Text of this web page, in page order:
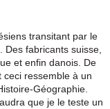
transitant par le
Des fabricants suisse,
et enfin danois. De
ceci ressemble à un
Géographie.
que je le teste un